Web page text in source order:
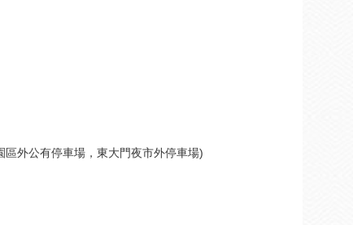
外公有停車場，東大門夜市外停車場)